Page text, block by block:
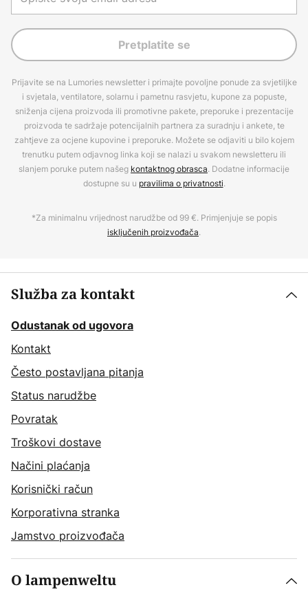
Pretplatite se
Prijavite se na Lumories newsletter i primajte povoljne ponude za svjetiljke
i svjetala, ventilatore, solarnu i pametnu rasvjetu, kupone za popuste,
sniženja cijena proizvoda ili promotivne pakete, preporuke i prezentacije
proizvoda te sadržaje potencijalnih partnera za suradnju i ankete, te
zahtjeve za ocjene kupovine i preporuke. Možete se odjaviti u bilo kojem
trenutku putem odjavnog linka koji se nalazi u svakom newsletteru ili
slanjem poruke putem našeg kontaktnog obrasca. Dodatne informacije
dostupne su u pravilima o privatnosti.
*Za minimalnu vrijednost narudžbe od 99 €. Primjenjuje se popis
isključenih proizvođača.
Služba za kontakt
Odustanak od ugovora
Kontakt
Često postavljana pitanja
Status narudžbe
Povratak
Troškovi dostave
Načini plaćanja
Korisnički račun
Korporativna stranka
Jamstvo proizvođača
O lampenweltu